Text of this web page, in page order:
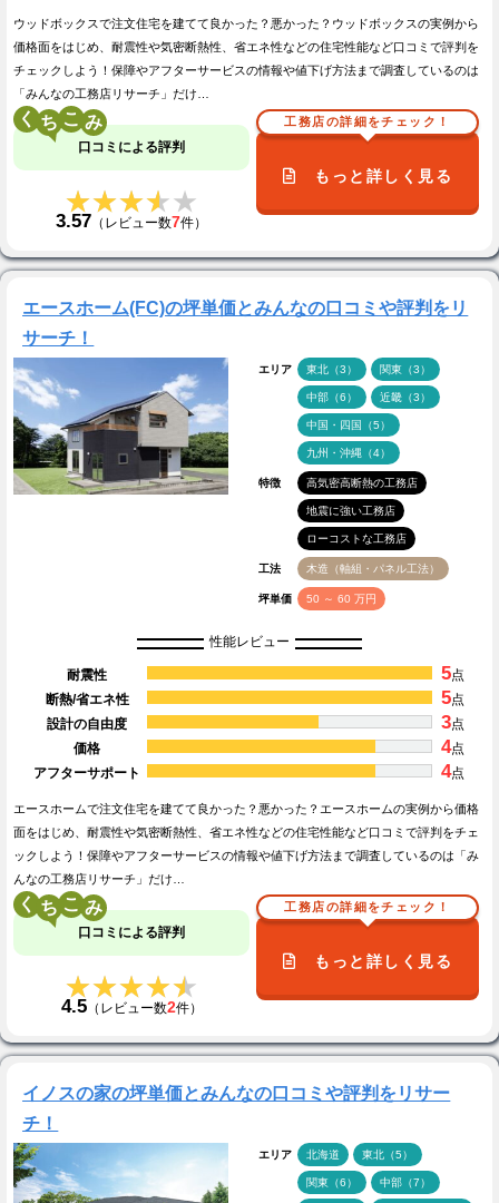
ウッドボックスで注文住宅を建てて良かった？悪かった？ウッドボックスの実例から
価格面をはじめ、耐震性や気密断熱性、省エネ性などの住宅性能など口コミで評判を
チェックしよう！保障やアフターサービスの情報や値下げ方法まで調査しているのは
「みんなの工務店リサーチ」だけ…
く こ
口コミによる評判
★★★★★
★★★★★
3.57 （レビュー数7件）
工務店の詳細をチェック！
もっと詳しく見る
エースホーム(FC)の坪単価とみんなの口コミや評判をリ
サーチ！
エリア 東北（3） 関東（3）
中部（6） 近畿（3）
中国・四国（5）
九州・沖縄（4）
特徴 高気密高断熱の工務店
地震に強い工務店
ローコストな工務店
工法 木造（軸組・パネル工法）
坪単価 50 ～ 60 万円
性能レビュー
耐震性 5点
断熱/省エネ性
5点
設計の自由度
3点
価格
4点
アフターサポート
4点
エースホームで注文住宅を建てて良かった？悪かった？エースホームの実例から価格
面をはじめ、耐震性や気密断熱性、省エネ性などの住宅性能など口コミで評判をチェ
ックしよう！保障やアフターサービスの情報や値下げ方法まで調査しているのは「み
んなの工務店リサーチ」だけ…
く こ
口コミによる評判
★★★★★
★★★★★
4.5（レビュー数2件）
工務店の詳細をチェック！
もっと詳しく見る
イノスの家の坪単価とみんなの口コミや評判をリサー
チ！
エリア 北海道 東北（5）
関東（6） 中部（7）